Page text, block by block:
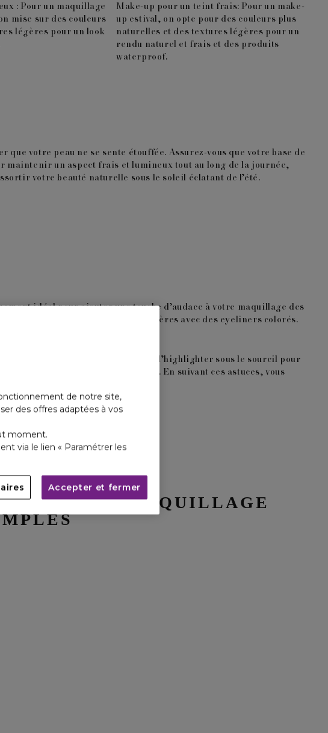
: Pour un maquillage
mise sur des couleurs
légères pour un look
Make-up pour un teint frais: Pour un make-
up estival, on opte pour des couleurs plus
naturelles et des textures légères pour un
rendu naturel et frais et des produits
waterproof.
votre peau ne se sente étouffée. Assurez-vous que votre base de
un aspect frais et lumineux tout au long de la journée,
votre beauté naturelle sous le soleil éclatant de l’été.
idéal pour ajouter une touche d’audace à votre maquillage des
ou en accentuant vos paupières avec des eyeliners colorés.
ajoutez une touche d’highlighter sous le sourcil pour
pour un maquillage estival. En suivant ces astuces, vous
les nuits étoilées de l’été.
UN TUTO MAQUILLAGE
de notre site,
des offres adaptées à vos
moment.
via le lien « Paramétrer les
Accepter et fermer